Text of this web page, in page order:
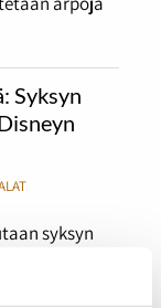
Syksyn
syksyn
faktoja